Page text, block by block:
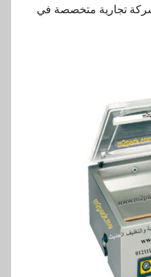
شركة تجارية متخصصة في